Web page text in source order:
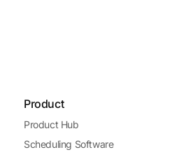
Product
Product Hub
Scheduling Software